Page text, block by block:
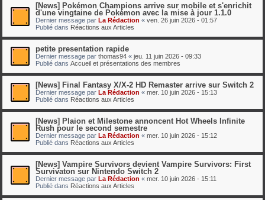
[News] Pokémon Champions arrive sur mobile et s'enrichit
d'une vingtaine de Pokémon avec la mise à jour 1.1.0
Dernier message par La Rédaction « ven. 26 juin 2026 - 01:57
Publié dans Réactions aux Articles
petite presentation rapide
Dernier message par thomas94 « jeu. 11 juin 2026 - 09:33
Publié dans Accueil et présentations des membres
[News] Final Fantasy X/X-2 HD Remaster arrive sur Switch 2
Dernier message par La Rédaction « mer. 10 juin 2026 - 15:13
Publié dans Réactions aux Articles
[News] Plaion et Milestone annoncent Hot Wheels Infinite
Rush pour le second semestre
Dernier message par La Rédaction « mer. 10 juin 2026 - 15:12
Publié dans Réactions aux Articles
[News] Vampire Survivors devient Vampire Survivors: First
Survivaton sur Nintendo Switch 2
Dernier message par La Rédaction « mer. 10 juin 2026 - 15:11
Publié dans Réactions aux Articles